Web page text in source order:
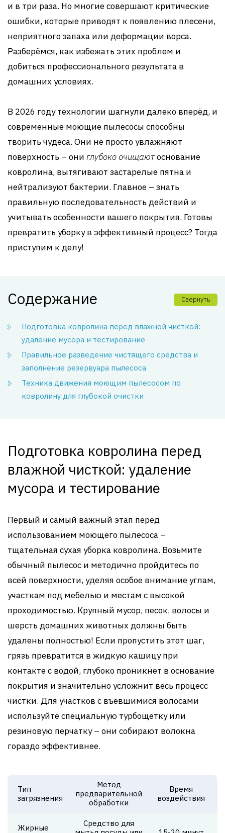
и в три раза. Но многие совершают критические
ошибки, которые приводят к появлению плесени,
неприятного запаха или деформации ворса.
Разберёмся, как избежать этих проблем и
добиться профессионального результата в
домашних условиях.
В 2026 году технологии шагнули далеко вперёд, и
современные моющие пылесосы способны
творить чудеса. Они не просто увлажняют
поверхность – они глубоко очищаютоснование
ковролина, вытягивают застарелые пятна и
нейтрализуют бактерии. Главное – знать
правильную последовательность действий и
учитывать особенности вашего покрытия. Готовы
превратить уборку в эффективный процесс? Тогда
приступим к делу!
Содержание Свернуть
Подготовка ковролина перед влажной чисткой:
удаление мусора и тестирование
Правильное разведение чистящего средства и
заполнение резервуара пылесоса
Техника движения моющим пылесосом по
ковролину для глубокой очистки
Подготовка ковролина перед
влажной чисткой: удаление
мусора и тестирование
Первый и самый важный этап перед
использованием моющего пылесоса –
тщательная сухая уборка ковролина. Возьмите
обычный пылесос и методично пройдитесь по
всей поверхности, уделяя особое внимание углам,
участкам под мебелью и местам с высокой
проходимостью. Крупный мусор, песок, волосы и
шерсть домашних животных должны быть
удалены полностью! Если пропустить этот шаг,
грязь превратится в жидкую кашицу при
контакте с водой, глубоко проникнет в основание
покрытия и значительно усложнит весь процесс
чистки. Для участков с въевшимися волосами
используйте специальную турбощетку или
резиновую перчатку – они собирают волокна
гораздо эффективнее.
Тип
загрязнения
Метод
предварительной
обработки
Время
воздействия
Жирные
Средство для